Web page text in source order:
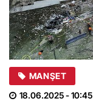
MANŞET
18.06.2025- 10:45